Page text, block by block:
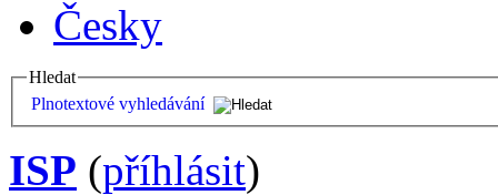
Česky
Hledat
Plnotextové vyhledávání
ISP (příhlásit)